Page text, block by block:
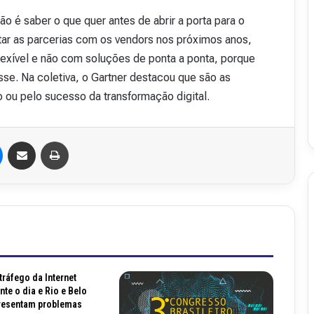
é saber o que quer antes de abrir a porta para o
as parcerias com os vendors nos próximos anos,
e não com soluções de ponta a ponta, porque
Na coletiva, o Gartner destacou que são as
pelo sucesso da transformação digital.
da Internet
o dia e Rio e Belo
problemas
i
s
t
A
b
a
16 de julho de 2026